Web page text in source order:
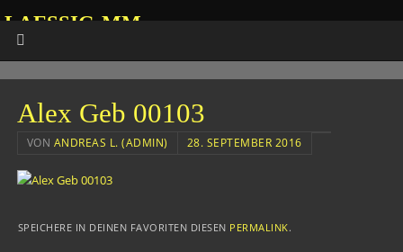
LAESSIG-MM
Alex Geb 00103
VON ANDREAS L. (ADMIN) 28. SEPTEMBER 2016
SPEICHERE IN DEINEN FAVORITEN DIESEN PERMALINK.